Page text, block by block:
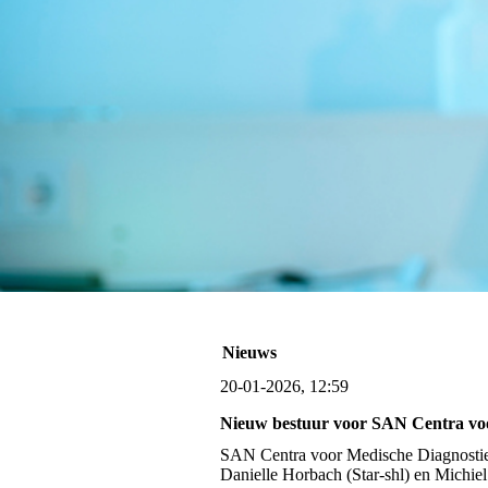
Nieuws
20-01-2026, 12:59
Nieuw bestuur voor SAN Centra
SAN Centra voor Medische
Danielle Horbach (Star-shl) en